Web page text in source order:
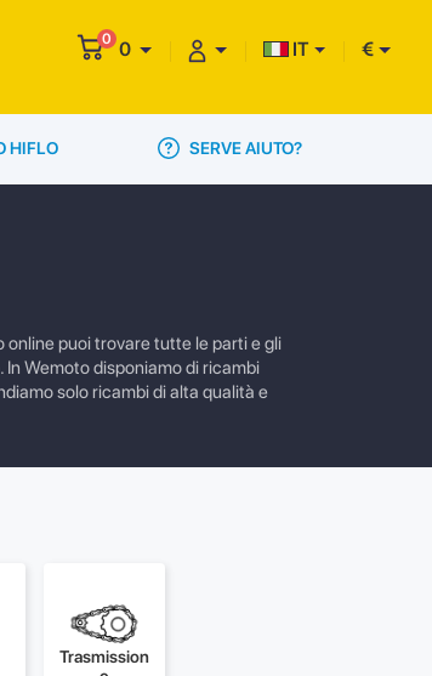
0 0 IT €
HIFLO SERVE AIUTO?
online puoi trovare tutte le parti e gli
Wemoto disponiamo di ricambi
solo ricambi di alta qualità e
Trasmission